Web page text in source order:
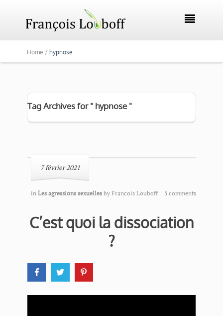

Home / hypnose
Tag Archives for " hypnose "
7 février 2021
in Les agressions sexuelles by Francois Louboff | 5 comments
C’est quoi la dissociation
?